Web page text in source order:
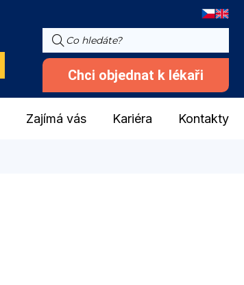
Chci objednat k lékaři
Zajímá vás Kariéra Kontakty